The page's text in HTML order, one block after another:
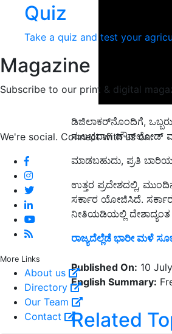
Quiz
Take a quiz and test your
Magazine
Subscribe to our print & digital
We're social. Connect with us on:
More Links
About us
Directory
Our Team
Contact
ಡಿಜಿಲಾಕರ್‌ನೊಂದಿಗೆ,
ಸುಲಭವಾಗಿ ಡೌನ್‌ಲೋಡ್
ಮಾಡಬಹುದು, ಪ್ರತಿ
ಉತ್ತರ ಪ್ರದೇಶದಲ್ಲಿ,
ಸರ್ಕಾರ ಯೋಜಿಸಿದೆ.
ನೀತಿಯಡಿಯಲ್ಲಿ ದೇಶಾದ್ಯಂತ
ರಾಜ್ಯದೆಲ್ಲೆಡೆ ಭಾರೀ ಮಳೆ
Published On: 10
English Summary:
Related